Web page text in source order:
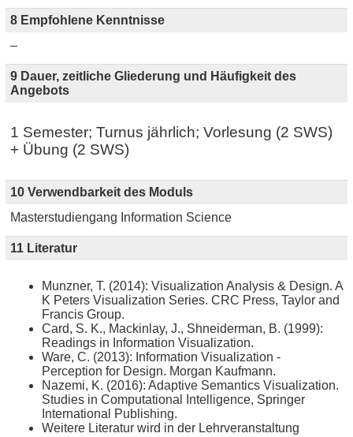
8 Empfohlene Kenntnisse
–
9 Dauer, zeitliche Gliederung und Häufigkeit des
Angebots
1 Semester; Turnus jährlich; Vorlesung (2 SWS)
+ Übung (2 SWS)
10 Verwendbarkeit des Moduls
Masterstudiengang Information Science
11 Literatur
Munzner, T. (2014): Visualization Analysis & Design. A
K Peters Visualization Series. CRC Press, Taylor and
Francis Group.
Card, S. K., Mackinlay, J., Shneiderman, B. (1999):
Readings in Information Visualization.
Ware, C. (2013): Information Visualization -
Perception for Design. Morgan Kaufmann.
Nazemi, K. (2016): Adaptive Semantics Visualization.
Studies in Computational Intelligence, Springer
International Publishing.
Weitere Literatur wird in der Lehrveranstaltung